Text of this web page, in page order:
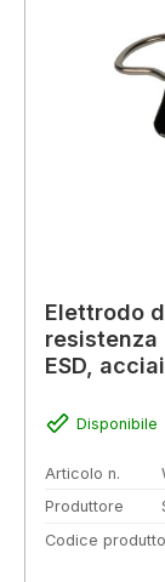
Elettrodo
resistenza
ESD,
Disponibile
Articolo n.
Produttore
Codice